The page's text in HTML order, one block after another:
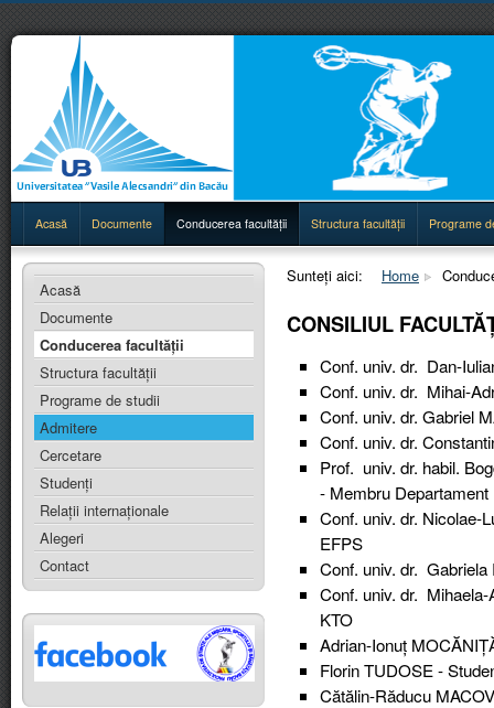
Acasă Documente Conducerea facultăţii Structura facultăţii Programe
Acasă
Documente
Conducerea facultăţii
Structura facultăţii
Programe de studii
Admitere
Cercetare
Studenţi
Relaţii internaţionale
Alegeri
Contact
Sunteți aici: Home
CONSILIUL
Conf. univ. dr. Dan-
Conf. univ. dr. Mihai-
Conf. univ. dr. Gabriel
Conf. univ. dr.
Prof. univ. dr. habil.
- Membru Departament
Conf. univ. dr. Nicolae-
EFPS
Conf. univ. dr.
Conf. univ. dr.
KTO
Adrian-Ionuț
Florin TUDOSE -
Cătălin-Răducu